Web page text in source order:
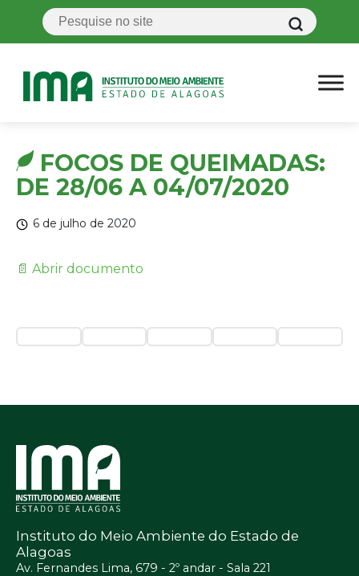
FOCOS DE QUEIMADAS:
DE 28/06 A 04/07/2020
6 de julho de 2020
📄 Abrir documento
Instituto do Meio Ambiente do Estado de
Alagoas
Av. Fernandes Lima, 679 - 2º andar - Sala 221